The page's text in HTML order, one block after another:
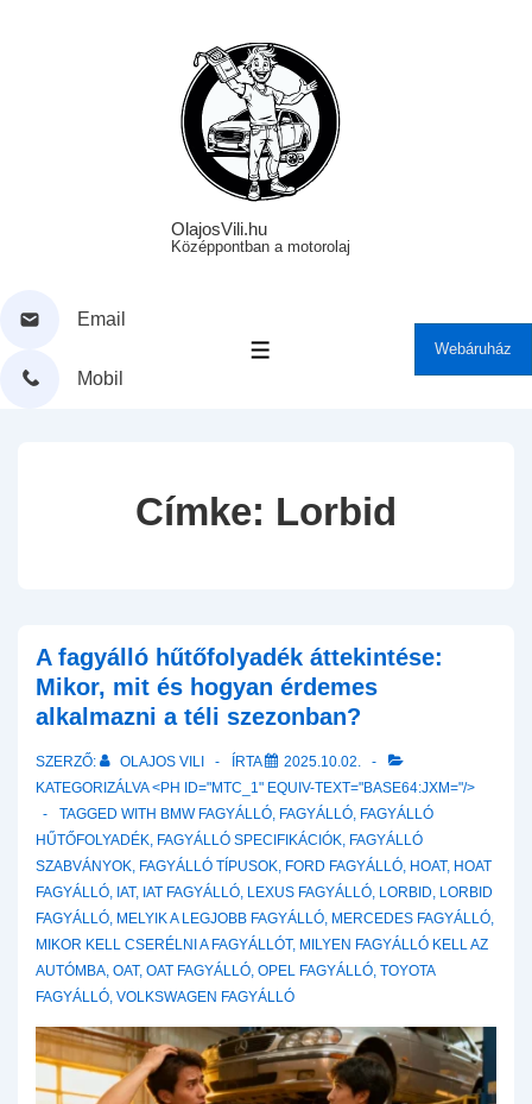
OlajosVili.hu
Középpontban a motorolaj
Email
Mobil
MENÜ Webáruház
Címke: Lorbid
A fagyálló hűtőfolyadék áttekintése:
Mikor, mit és hogyan érdemes
alkalmazni a téli szezonban?
SZERZŐ: OLAJOS VILI ÍRTA
2025.10.02.
KATEGORIZÁLVA <PH ID="MTC_1" EQUIV-TEXT="BASE64:JXM="/>
TAGGED WITH BMW FAGYÁLLÓ, FAGYÁLLÓ, FAGYÁLLÓ
HŰTŐFOLYADÉK, FAGYÁLLÓ SPECIFIKÁCIÓK, FAGYÁLLÓ
SZABVÁNYOK, FAGYÁLLÓ TÍPUSOK, FORD FAGYÁLLÓ, HOAT, HOAT
FAGYÁLLÓ, IAT, IAT FAGYÁLLÓ, LEXUS FAGYÁLLÓ, LORBID, LORBID
FAGYÁLLÓ, MELYIK A LEGJOBB FAGYÁLLÓ, MERCEDES FAGYÁLLÓ,
MIKOR KELL CSERÉLNI A FAGYÁLLÓT, MILYEN FAGYÁLLÓ KELL AZ
AUTÓMBA, OAT, OAT FAGYÁLLÓ, OPEL FAGYÁLLÓ, TOYOTA
FAGYÁLLÓ, VOLKSWAGEN FAGYÁLLÓ